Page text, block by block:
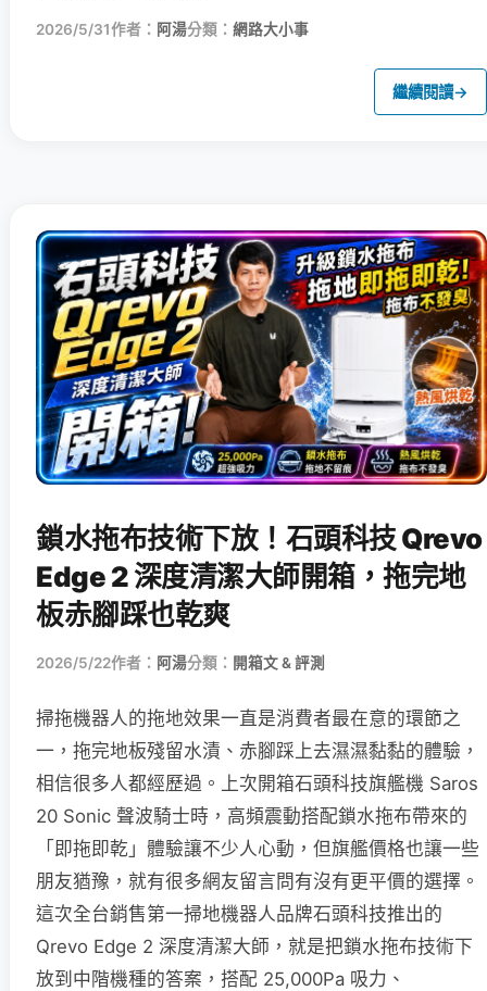
2026/5/31作者： 阿湯分類： 網路大小事
繼續閱讀→
鎖水拖布技術下放！石頭科技 Qrevo
Edge 2 深度清潔大師開箱，拖完地
板赤腳踩也乾爽
2026/5/22作者： 阿湯分類： 開箱文 & 評測
掃拖機器人的拖地效果一直是消費者最在意的環節之
一，拖完地板殘留水漬、赤腳踩上去濕濕黏黏的體驗，
相信很多人都經歷過。上次開箱石頭科技旗艦機 Saros
20 Sonic 聲波騎士時，高頻震動搭配鎖水拖布帶來的
「即拖即乾」體驗讓不少人心動，但旗艦價格也讓一些
朋友猶豫，就有很多網友留言問有沒有更平價的選擇。
這次全台銷售第一掃地機器人品牌石頭科技推出的
Qrevo Edge 2 深度清潔大師，就是把鎖水拖布技術下
放到中階機種的答案，搭配 25,000Pa 吸力、